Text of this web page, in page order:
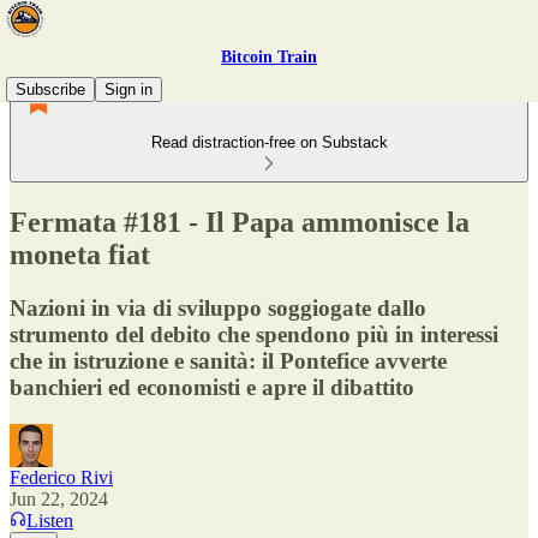
Bitcoin Train
Subscribe
Sign in
Read distraction-free on Substack
Fermata #181 - Il Papa ammonisce la
moneta fiat
Nazioni in via di sviluppo soggiogate dallo
strumento del debito che spendono più in interessi
che in istruzione e sanità: il Pontefice avverte
banchieri ed economisti e apre il dibattito
Federico Rivi
Jun 22, 2024
Listen